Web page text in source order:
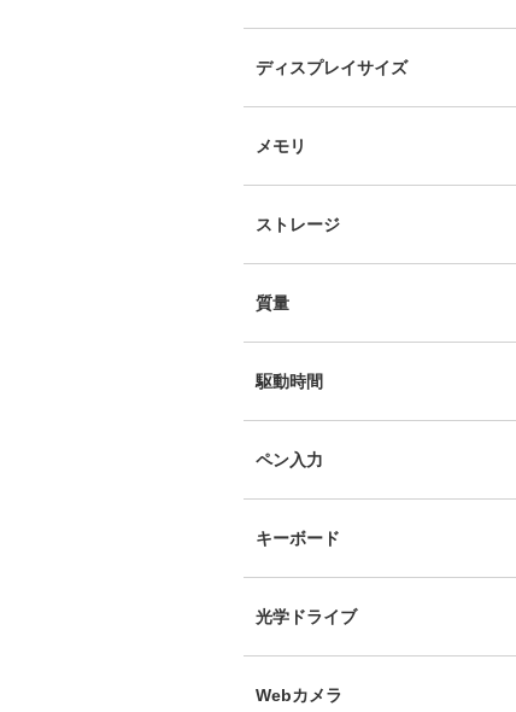
ディスプレイサイズ
メモリ
ストレージ
質量
駆動時間
ペン入力
キーボード
光学ドライブ
Webカメラ